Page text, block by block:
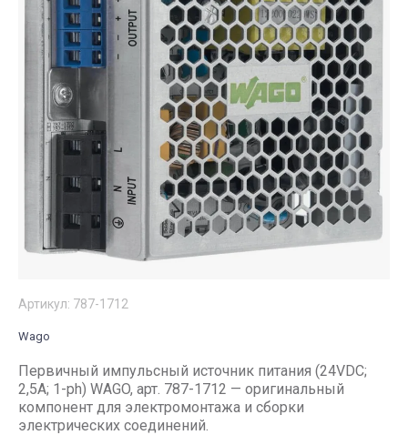
Артикул: 787-1712
Wago
Первичный импульсный источник питания (24VDC;
2,5A; 1-ph) WAGO, арт. 787-1712 — оригинальный
компонент для электромонтажа и сборки
электрических соединений.